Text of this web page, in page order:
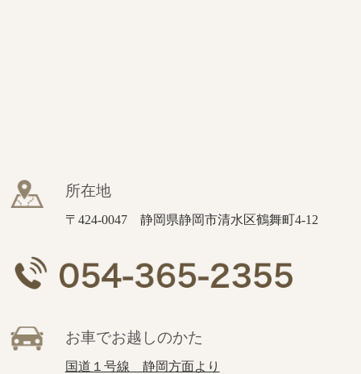
所在地
〒424-0047 静岡県静岡市清水区鶴舞町4-12
お車でお越しのかた
国道１号線 静岡方面より